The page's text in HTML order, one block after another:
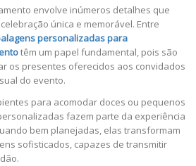
envolve inúmeros detalhes que
única e memorável. Entre
personalizadas para
têm um papel fundamental, pois são
os presentes oferecidos aos convidados
do evento.
para acomodar doces ou pequenos
fazem parte da experiência
bem planejadas, elas transformam
sofisticados, capazes de transmitir